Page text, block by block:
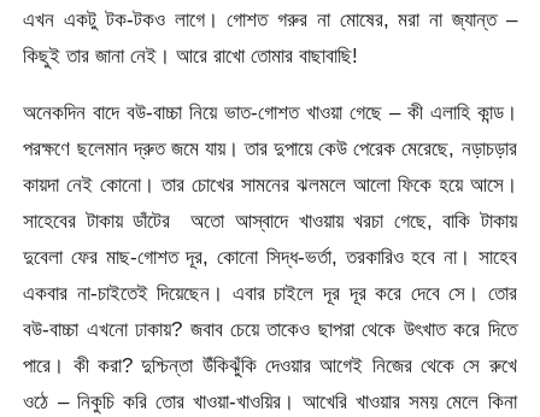
এখন একটু টক-টকও লাগে। গোশত গরুর না মোষের, মরা না জ্যান্ত –
কিছুই তার জানা নেই। আরে রাখো তোমার বাছাবাছি!
অনেকদিন বাদে বউ-বাচ্চা নিয়ে ভাত-গোশত খাওয়া গেছে – কী এলাহি কান্ড।
পরক্ষণে ছলেমান দ্রুত জমে যায়। তার দুপায়ে কেউ পেরেক মেরেছে, নড়াচড়ার
কায়দা নেই কোনো। তার চোখের সামনের ঝলমলে আলো ফিকে হয়ে আসে।
সাহেবের টাকায় ডাঁটের অতো আস্বাদে খাওয়ায় খরচা গেছে, বাকি টাকায়
দুবেলা ফের মাছ-গোশত দূর, কোনো সিদ্ধ-ভর্তা, তরকারিও হবে না। সাহেব
একবার না-চাইতেই দিয়েছেন। এবার চাইলে দূর দূর করে দেবে সে। তোর
বউ-বাচ্চা এখনো ঢাকায়? জবাব চেয়ে তাকেও ছাপরা থেকে উৎখাত করে দিতে
পারে। কী করা? দুশ্চিন্তা উঁকিঝুঁকি দেওয়ার আগেই নিজের থেকে সে রুখে
ওঠে – নিকুচি করি তোর খাওয়া-খাওয়ির। আখেরি খাওয়ার সময় মেলে কিনা